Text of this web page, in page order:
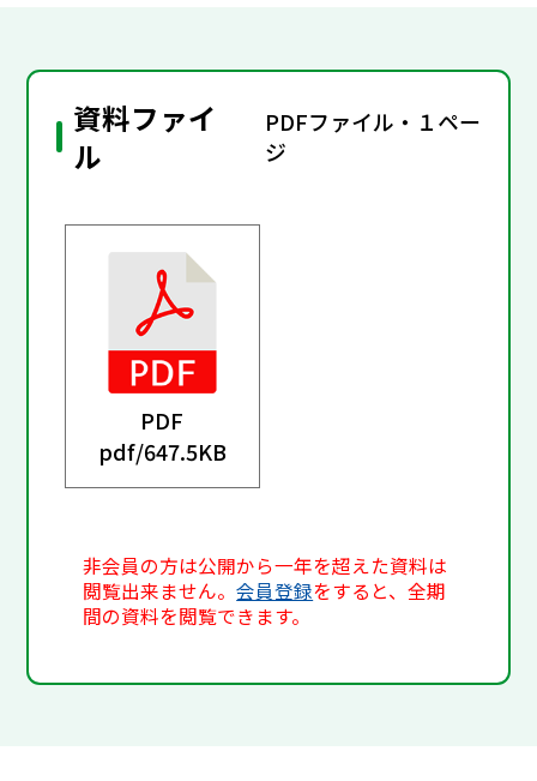
資料ファイ
ル
PDFファイル・１ペー
ジ
PDF
pdf/647.5KB
非会員の方は公開から一年を超えた資料は
閲覧出来ません。会員登録をすると、全期
間の資料を閲覧できます。